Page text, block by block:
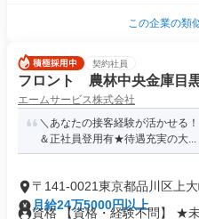
この企業の類
契約社員
フロント 農林中央金庫目
エームサービス株式会社
＼あなたの接客経験が活かせる
＆正社員登用有★待遇充実の大...
〒141-0021東京都品川区上
月給24万5000円以上
資格 【資格・経験不問】 ★